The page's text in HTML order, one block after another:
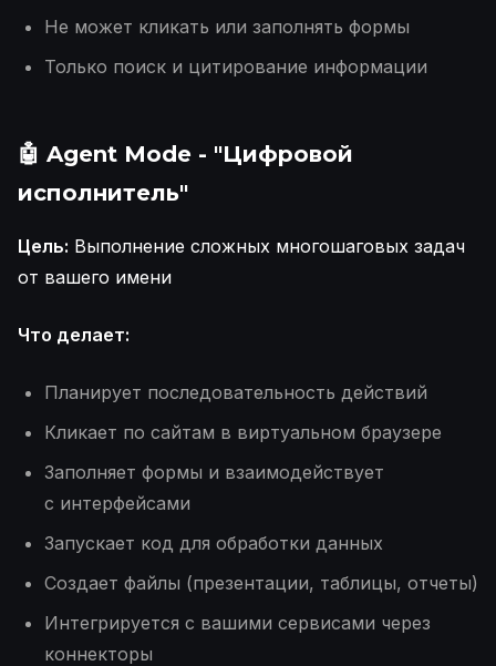
Не может кликать или заполнять формы
Только поиск и цитирование информации
🤖 Agent Mode - "Цифровой
исполнитель"
Цель: Выполнение сложных многошаговых задач
от вашего имени
Что делает:
Планирует последовательность действий
Кликает по сайтам в виртуальном браузере
Заполняет формы и взаимодействует
с интерфейсами
Запускает код для обработки данных
Создает файлы (презентации, таблицы, отчеты)
Интегрируется с вашими сервисами через
коннекторы